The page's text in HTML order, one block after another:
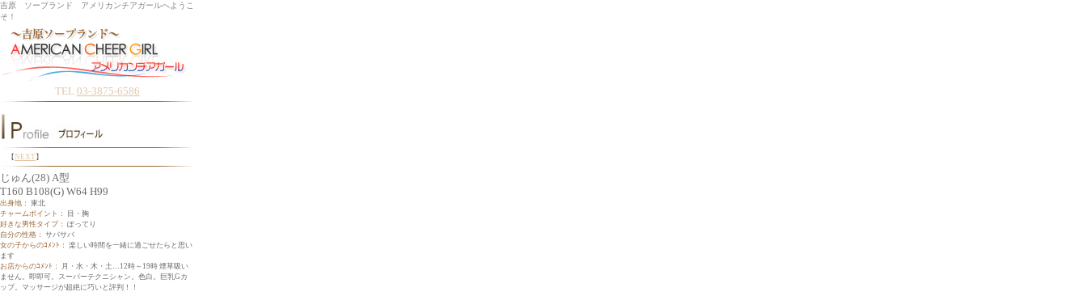
吉原 ソープランド アメリカンチアガールへようこ
そ！
TEL 03-3875-6586
【NEXT】
じゅん(28) A型
T160 B108(G) W64 H99
出身地： 東北
チャームポイント：
目・胸
好きな男性タイプ： ぽってり
自分の性格： サバサバ
女の子からのｺﾒﾝﾄ： 楽しい時間を一緒に過ごせたらと思い
ます
お店からのｺﾒﾝﾄ：
月・水・木・土…12時～19時 煙草吸い
ません。即即可。スーパーテクニシャン。色白。巨乳Gカ
ップ。マッサージが超絶に巧いと評判！！